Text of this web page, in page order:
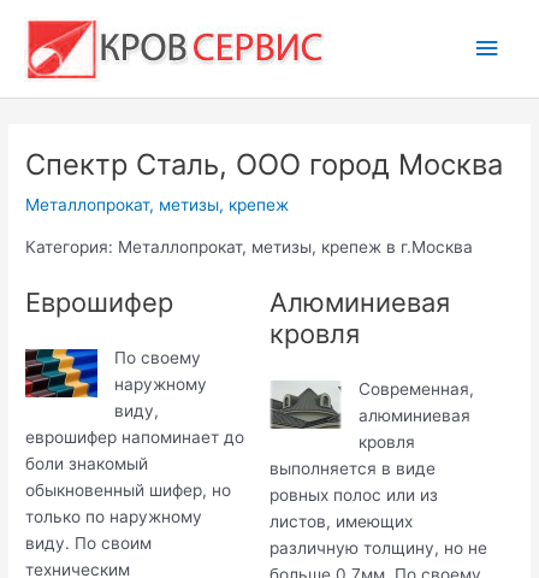
содержимому
Спектр Сталь, ООО город Москва
Металлопрокат, метизы, крепеж
Категория: Металлопрокат, метизы, крепеж в г.Москва
Еврошифер
По своему
наружному
виду,
еврошифер напоминает до
боли знакомый
обыкновенный шифер, но
только по наружному
виду. По своим
техническим
Алюминиевая
кровля
Современная,
алюминиевая
кровля
выполняется в виде
ровных полос или из
листов, имеющих
различную толщину, но не
больше 0,7мм. По своему